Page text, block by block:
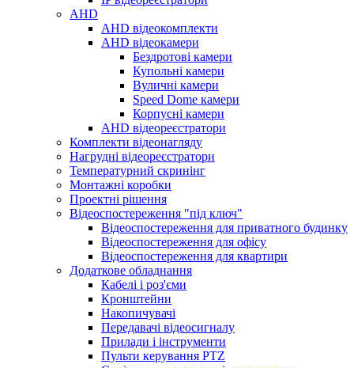
AHD
AHD відеокомплекти
AHD відеокамери
Бездротові камери
Купольні камери
Вуличні камери
Speed Dome камери
Корпусні камери
AHD відеореєстратори
Комплекти відеонагляду
Нагрудні відеореєстратори
Температурний скринінг
Монтажні коробки
Проектні рішення
Відеоспостереження "під ключ"
Відеоспостереження для приватного будинку
Відеоспостереження для офісу
Відеоспостереження для квартири
Додаткове обладнання
Кабелі і роз'єми
Кронштейни
Накопичувачі
Передавачі відеосигналу
Прилади і інструменти
Пульти керування PTZ